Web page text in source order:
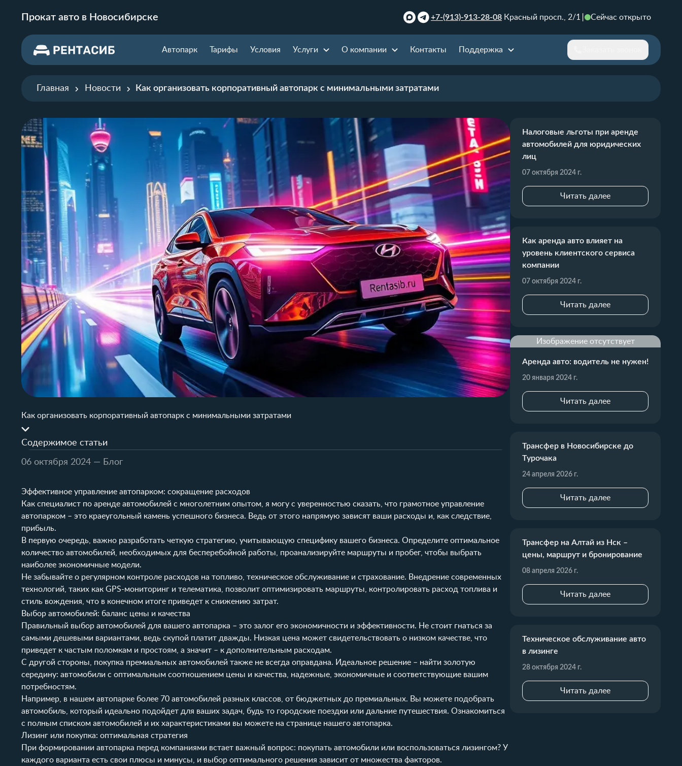
Прокат авто в Новосибирске +7-(913)-913-28-08 Красный просп., 2/1 Сейчас открыто
Автопарк Тарифы Условия Услуги О компании Контакты Поддержка
Главная Новости Как организовать корпоративный автопарк с минимальными затратами
Как организовать корпоративный автопарк с минимальными затратами
Содержимое статьи
06 октября 2024 — Блог
Эффективное управление автопарком: сокращение расходов
Как специалист по аренде автомобилей с многолетним опытом, я могу с уверенностью сказать, что грамотное управление
автопарком – это краеугольный камень успешного бизнеса. Ведь от этого напрямую зависят ваши расходы и, как следствие,
прибыль.
В первую очередь, важно разработать четкую стратегию, учитывающую специфику вашего бизнеса. Определите оптимальное
количество автомобилей, необходимых для бесперебойной работы, проанализируйте маршруты и пробег, чтобы выбрать
наиболее экономичные модели.
Не забывайте о регулярном контроле расходов на топливо, техническое обслуживание и страхование. Внедрение современных
технологий, таких как GPS-мониторинг и телематика, позволит оптимизировать маршруты, контролировать расход топлива и
стиль вождения, что в конечном итоге приведет к снижению затрат.
Выбор автомобилей: баланс цены и качества
Правильный выбор автомобилей для вашего автопарка – это залог его экономичности и эффективности. Не стоит гнаться за
самыми дешевыми вариантами, ведь скупой платит дважды. Низкая цена может свидетельствовать о низком качестве, что
приведет к частым поломкам и простоям, а значит – к дополнительным расходам.
С другой стороны, покупка премиальных автомобилей также не всегда оправдана. Идеальное решение – найти золотую
середину: автомобили с оптимальным соотношением цены и качества, надежные, экономичные и соответствующие вашим
потребностям.
Например, в нашем автопарке более 70 автомобилей разных классов, от бюджетных до премиальных. Вы можете подобрать
автомобиль, который идеально подойдет для ваших задач, будь то городские поездки или дальние путешествия. Ознакомиться
с полным списком автомобилей и их характеристиками вы можете на странице нашего автопарка.
Лизинг или покупка: оптимальная стратегия
При формировании автопарка перед компаниями встает важный вопрос: покупать автомобили или воспользоваться лизингом? У
каждого варианта есть свои плюсы и минусы, и выбор оптимального решения зависит от множества факторов.
Налоговые льготы при аренде
автомобилей для юридических
лиц
07 октября 2024 г.
Читать далее
Как аренда авто влияет на
уровень клиентского сервиса
компании
07 октября 2024 г.
Читать далее
Изображение отсутствует
Аренда авто: водитель не нужен!
20 января 2024 г.
Читать далее
Трансфер в Новосибирске до
Турочака
24 апреля 2026 г.
Читать далее
Трансфер на Алтай из Нск –
цены, маршрут и бронирование
08 апреля 2026 г.
Читать далее
Техническое обслуживание авто
в лизинге
28 октября 2024 г.
Читать далее